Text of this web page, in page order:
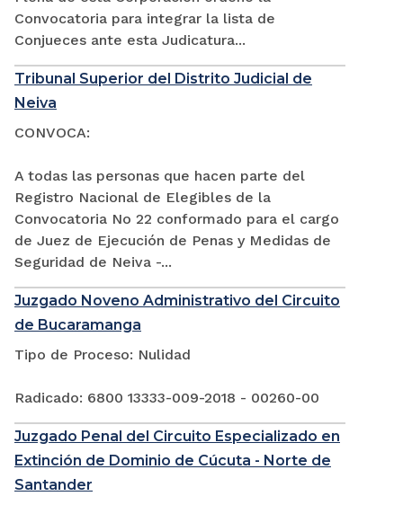
Convocatoria para integrar la lista de
Conjueces ante esta Judicatura...
Tribunal Superior del Distrito Judicial de
Neiva
CONVOCA:
A todas las personas que hacen parte del
Registro Nacional de Elegibles de la
Convocatoria No 22 conformado para el cargo
de Juez de Ejecución de Penas y Medidas de
Seguridad de Neiva -...
Juzgado Noveno Administrativo del Circuito
de Bucaramanga
Tipo de Proceso: Nulidad
Radicado: 6800 13333-009-2018 - 00260-00
Juzgado Penal del Circuito Especializado en
Extinción de Dominio de Cúcuta - Norte de
Santander